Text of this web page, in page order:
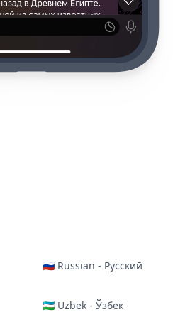
🇷🇺 Russian - Русский
🇺🇿 Uzbek - Ўзбек